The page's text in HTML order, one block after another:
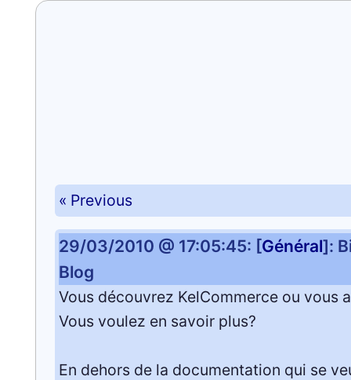
« Previous
29/03/2010 @ 17:05:45: [Général]:
Blog
Vous découvrez KelCommerce ou vous
Vous voulez en savoir plus?
En dehors de la documentation qui se